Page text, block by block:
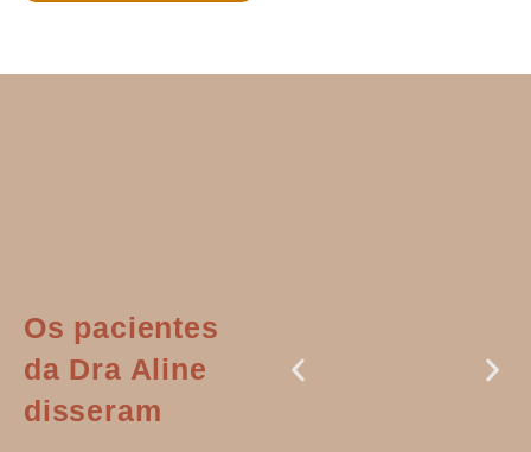
Os pacientes
da Dra Aline
disseram